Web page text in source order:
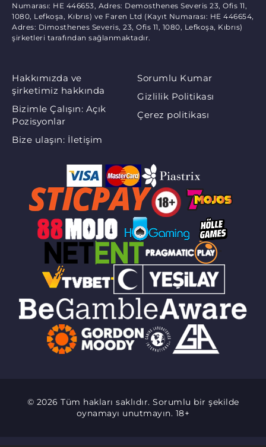
Numarası: HE 446653, Adres: Demosthenes Severis 23, Ofis 11,
1080, Lefkoşa, Kıbrıs) ve Faren Ltd (Kayıt Numarası: HE 446654,
Adres: Dimosthenes Severis, 23, Ofis 11, 1080, Lefkoşa, Kıbrıs)
şirketleri tarafından sağlanmaktadır.
Hakkımızda ve
şirketimiz hakkında
Bizimle Çalışın: Açık
Pozisyonlar
Bize ulaşın: İletişim
Sorumlu Kumar
Gizlilik Politikası
Çerez politikası
© 2026 Tüm hakları saklıdır. Sorumlu bir şekilde
oynamayı unutmayın. 18+